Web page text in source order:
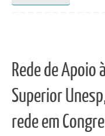
Rede de Apoio
Superior
rede em